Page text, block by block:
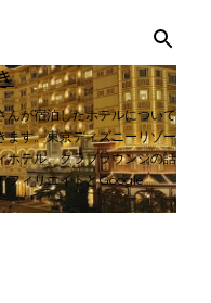
テンツに移動
んが宿泊したホテルについて
ます。東京ディズニーリゾー
ホテル、クラブラウンジの話
フィリエイトとGoogle